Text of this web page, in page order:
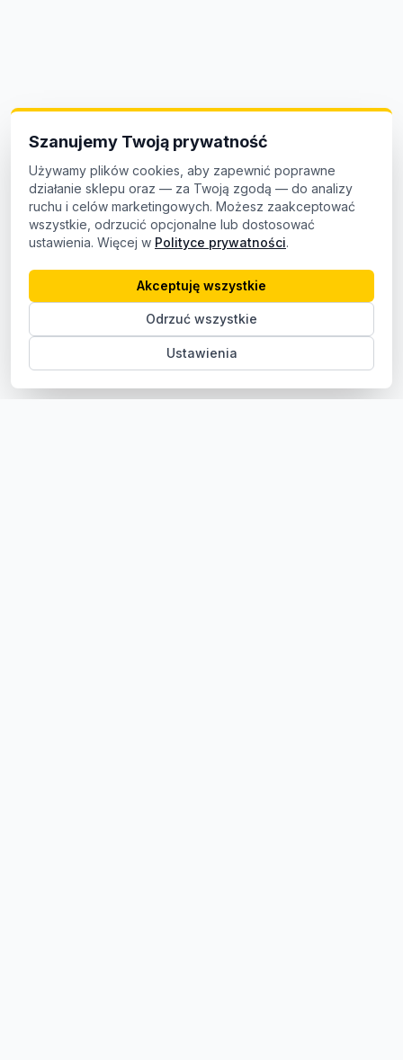
Szanujemy Twoją prywatność
Używamy plików cookies, aby zapewnić poprawne
działanie sklepu oraz — za Twoją zgodą — do analizy
ruchu i celów marketingowych. Możesz zaakceptować
wszystkie, odrzucić opcjonalne lub dostosować
ustawienia. Więcej w Polityce prywatności.
Ustawienia
Odrzuć wszystkie
Akceptuję wszystkie